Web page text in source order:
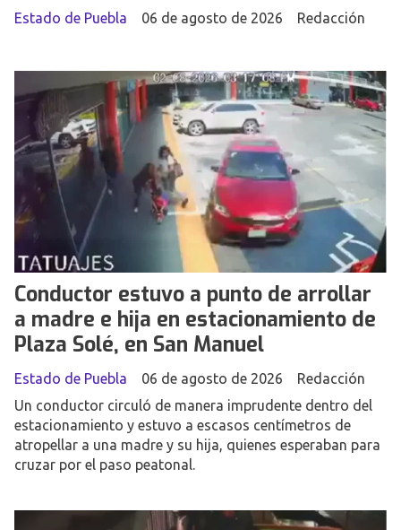
Redacción
Estado de Puebla 06 de agosto de 2026
Conductor estuvo a punto de arrollar
a madre e hija en estacionamiento de
Plaza Solé, en San Manuel
Redacción
Estado de Puebla
06 de agosto de 2026
Un conductor circuló de manera imprudente dentro del
estacionamiento y estuvo a escasos centímetros de
atropellar a una madre y su hija, quienes esperaban para
cruzar por el paso peatonal.